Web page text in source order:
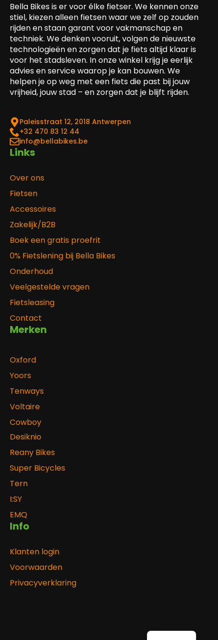
Bella Bikes is er voor élke fietser. We kennen onze
stiel, kiezen alleen fietsen waar we zelf op zouden
rijden en staan garant voor vakmanschap en
techniek. We denken vooruit, volgen de nieuwste
technologieën en zorgen dat je fiets altijd klaar is
voor het stadsleven. In onze winkel krijg je eerlijk
advies en service waarop je kan bouwen. We
helpen je op weg met een fiets die past bij jouw
vrijheid, jouw stad – en zorgen dat je blijft rijden.
Paleisstraat 12, 2018 Antwerpen
‎+32 470 83 12 44
info@bellabikes.be
Links
Over ons
Fietsen
Accessoires
Zakelijk/B2B
Boek een gratis proefrit
0% Fietslening bij Bella Bikes
Onderhoud
Veelgestelde vragen
Fietsleasing
Contact
Merken
Oxford
Yoors
Tenways
Voltaire
Cowboy
Desiknio
Reany Bikes
Super Bicycles
Tern
I:SY
EMQ
Info
Klanten login
Voorwaarden
Privacyverklaring